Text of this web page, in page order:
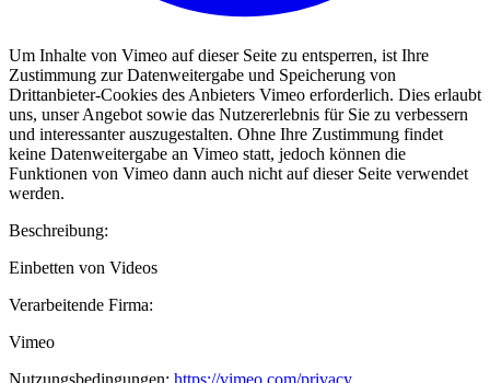
Um Inhalte von Vimeo auf dieser Seite zu entsperren, ist Ihre
Zustimmung zur Datenweitergabe und Speicherung von
Drittanbieter-Cookies des Anbieters Vimeo erforderlich. Dies erlaubt
uns, unser Angebot sowie das Nutzererlebnis für Sie zu verbessern
und interessanter auszugestalten. Ohne Ihre Zustimmung findet
keine Datenweitergabe an Vimeo statt, jedoch können die
Funktionen von Vimeo dann auch nicht auf dieser Seite verwendet
werden.
Beschreibung:
Einbetten von Videos
Verarbeitende Firma:
Vimeo
Nutzungsbedingungen: https://vimeo.com/privacy